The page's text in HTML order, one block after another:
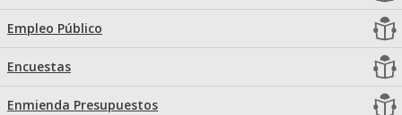
Empleo Público
Encuestas
Enmienda Presupuestos